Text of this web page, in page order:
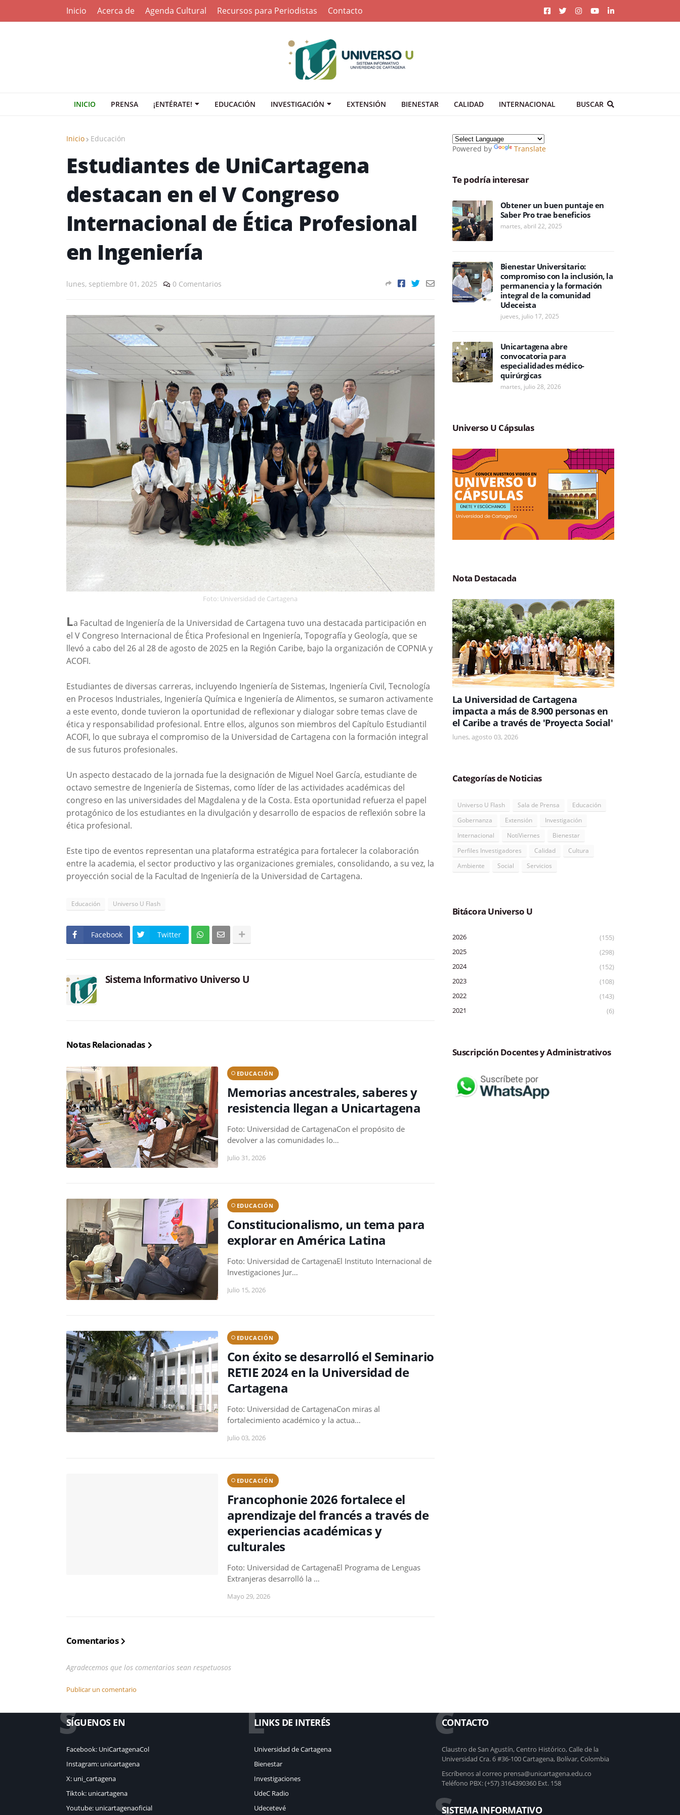
Inicio Acerca de Agenda Cultural Recursos para Periodistas Contacto
INICIO PRENSA ¡ENTÉRATE! EDUCACIÓN INVESTIGACIÓN EXTENSIÓN BIENESTAR CALIDAD INTERNACIONAL BUSCAR
Inicio Educación
Estudiantes de UniCartagena
destacan en el V Congreso
Internacional de Ética Profesional
en Ingeniería
lunes, septiembre 01, 2025 0 Comentarios
Foto: Universidad de Cartagena
La Facultad de Ingeniería de la Universidad de Cartagena tuvo una destacada participación en
el V Congreso Internacional de Ética Profesional en Ingeniería, Topografía y Geología, que se
llevó a cabo del 26 al 28 de agosto de 2025 en la Región Caribe, bajo la organización de COPNIA y
ACOFI.
Estudiantes de diversas carreras, incluyendo Ingeniería de Sistemas, Ingeniería Civil, Tecnología
en Procesos Industriales, Ingeniería Química e Ingeniería de Alimentos, se sumaron activamente
a este evento, donde tuvieron la oportunidad de reflexionar y dialogar sobre temas clave de
ética y responsabilidad profesional. Entre ellos, algunos son miembros del Capítulo Estudiantil
ACOFI, lo que subraya el compromiso de la Universidad de Cartagena con la formación integral
de sus futuros profesionales.
Un aspecto destacado de la jornada fue la designación de Miguel Noel García, estudiante de
octavo semestre de Ingeniería de Sistemas, como líder de las actividades académicas del
congreso en las universidades del Magdalena y de la Costa. Esta oportunidad refuerza el papel
protagónico de los estudiantes en la divulgación y desarrollo de espacios de reflexión sobre la
ética profesional.
Este tipo de eventos representan una plataforma estratégica para fortalecer la colaboración
entre la academia, el sector productivo y las organizaciones gremiales, consolidando, a su vez, la
proyección social de la Facultad de Ingeniería de la Universidad de Cartagena.
Educación Universo U Flash
Facebook Twitter
Sistema Informativo Universo U
Notas Relacionadas
EDUCACIÓN
Memorias ancestrales, saberes y
resistencia llegan a Unicartagena
Foto: Universidad de CartagenaCon el propósito de
devolver a las comunidades lo…
Julio 31, 2026
EDUCACIÓN
Constitucionalismo, un tema para
explorar en América Latina
Foto: Universidad de CartagenaEl Instituto Internacional de
Investigaciones Jur…
Julio 15, 2026
EDUCACIÓN
Con éxito se desarrolló el Seminario
RETIE 2024 en la Universidad de
Cartagena
Foto: Universidad de CartagenaCon miras al
fortalecimiento académico y la actua…
Julio 03, 2026
EDUCACIÓN
Francophonie 2026 fortalece el
aprendizaje del francés a través de
experiencias académicas y
culturales
Foto: Universidad de CartagenaEl Programa de Lenguas
Extranjeras desarrolló la …
Mayo 29, 2026
Comentarios
Agradecemos que los comentarios sean respetuosos
Publicar un comentario
Powered by Translate
Te podría interesar
Obtener un buen puntaje en
Saber Pro trae beneficios
martes, abril 22, 2025
Bienestar Universitario:
compromiso con la inclusión, la
permanencia y la formación
integral de la comunidad
Udeceista
jueves, julio 17, 2025
Unicartagena abre
convocatoria para
especialidades médico-
quirúrgicas
martes, julio 28, 2026
Universo U Cápsulas
Nota Destacada
La Universidad de Cartagena
impacta a más de 8.900 personas en
el Caribe a través de 'Proyecta Social'
lunes, agosto 03, 2026
Categorías de Noticias
Universo U Flash Sala de Prensa
Educación
Gobernanza
Extensión
Investigación
Internacional
NotiViernes
Bienestar
Perfiles Investigadores
Calidad
Cultura
Ambiente
Social Servicios
Bitácora Universo U
2026
(155)
2025
(298)
2024
(152)
2023
(108)
2022
(143)
2021
(6)
Suscripción Docentes y Administrativos
S
SÍGUENOS EN
Facebook: UniCartagenaCol
Instagram: unicartagena
X: uni_cartagena
Tiktok: unicartagena
Youtube: unicartagenaoficial
LLINKS DE INTERÉS
Universidad de Cartagena
Bienestar
Investigaciones
UdeC Radio
Udecetevé
C
CONTACTO
Claustro de San Agustín, Centro Histórico, Calle de la
Universidad Cra. 6 #36-100 Cartagena, Bolívar, Colombia
Escríbenos al correo prensa@unicartagena.edu.co
Teléfono PBX: (+57) 3164390360 Ext. 158
SISTEMA INFORMATIVO